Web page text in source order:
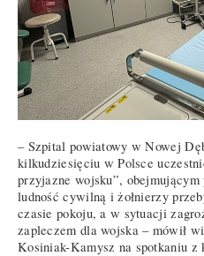
– Szpital powiatowy w Nowej
kilkudziesięciu w Polsce
przyjazne wojsku”,
ludność cywilną i żołnierzy
czasie pokoju, a w sytuacji
zapleczem dla wojska – mówił
Kosiniak-Kamysz na spotkaniu